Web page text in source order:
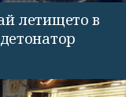
летището в